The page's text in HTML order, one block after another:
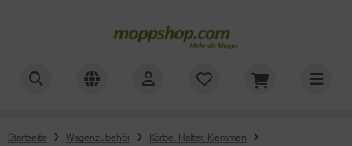
Startseite Wagenzubehör
Körbe, Halter, Klemmen